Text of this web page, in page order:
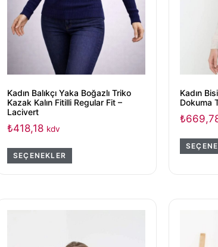
Kadın Balıkçı Yaka Boğazlı Triko
Kazak Kalın Fitilli Regular Fit –
Lacivert
₺418,18 kdv
SEÇENEKLER
Kadın
Dokuma
₺